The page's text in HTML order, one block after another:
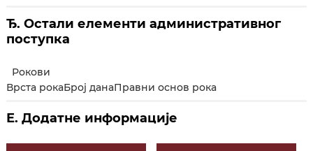
Ђ. Остали елементи административног
поступка
Рокови
Врста рокаБрој данаПравни основ рока
Е. Додатне информације